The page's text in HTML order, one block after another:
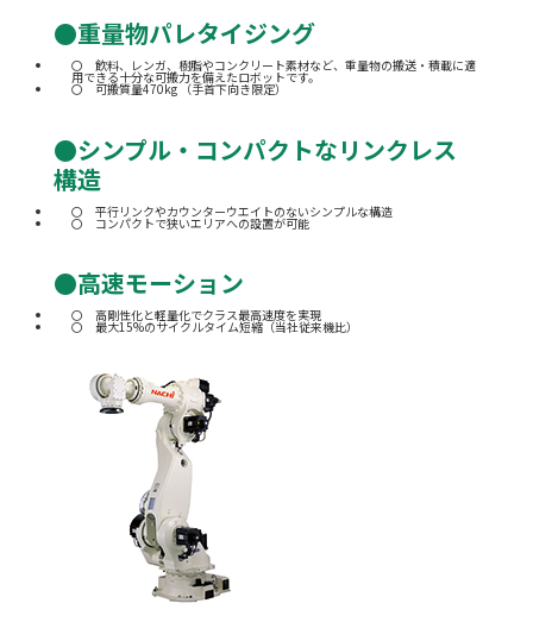
●重量物パレタイジング
飲料、レンガ、樹脂やコンクリート素材など、重量物の搬送・積載に適
用できる十分な可搬力を備えたロボットです。
可搬質量470kg （手首下向き限定）
●シンプル・コンパクトなリンクレス
構造
平行リンクやカウンターウエイトのないシンプルな構造
コンパクトで狭いエリアへの設置が可能
●高速モーション
高剛性化と軽量化でクラス最高速度を実現
最大15%のサイクルタイム短縮（当社従来機比）